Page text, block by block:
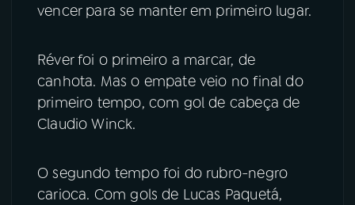
vencer para se manter em primeiro lugar.
Réver foi o primeiro a marcar, de
canhota. Mas o empate veio no final do
primeiro tempo, com gol de cabeça de
Claudio Winck.
O segundo tempo foi do rubro-negro
carioca. Com gols de Lucas Paquetá,